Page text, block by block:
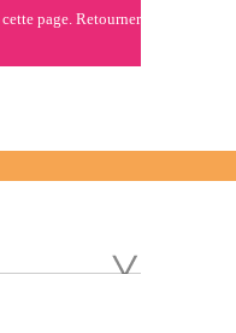
page. Retourner